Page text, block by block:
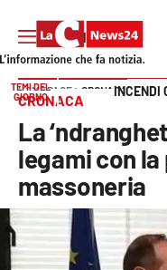
Cronaca
Politica
Vai
TEMI DEL
GIORNO
INCENDI
HOME PAGE CRONACA
CRONACA
La
legami con
massoneria